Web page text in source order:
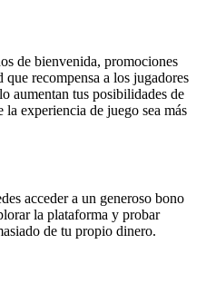
de bienvenida, promociones
recompensa a los jugadores
aumentan tus posibilidades de
la experiencia de juego sea más
acceder a un generoso bono
la plataforma y probar
de tu propio dinero.